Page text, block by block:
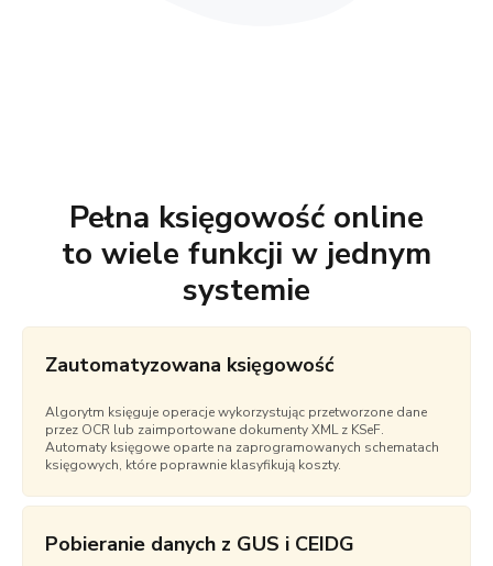
Pełna księgowość online
to wiele funkcji w jednym
systemie
Zautomatyzowana księgowość
Algorytm księguje operacje wykorzystując przetworzone dane
przez OCR lub zaimportowane dokumenty XML z KSeF.
Automaty księgowe oparte na zaprogramowanych schematach
księgowych, które poprawnie klasyfikują koszty.
Pobieranie danych z GUS i CEIDG